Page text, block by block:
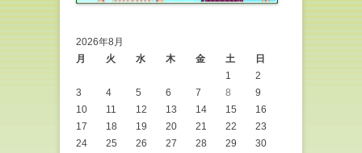
2026年8月
月
火 水 木 金 土
日
1
2
3
4 5 6 7 8
9
10
11 12 13 14 15
16
17
18 19 20 21 22
23
24
25 26 27 28 29
30